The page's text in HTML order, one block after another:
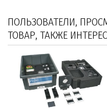
ПОЛЬЗОВАТЕЛИ,
ТОВАР, ТАКЖЕ